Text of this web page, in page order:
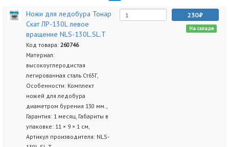
Ножи для ледобура Тонар
Скат ЛР-130L левое
вращение NLS-130L.SL.T
Код товара: 260746
Материал:
высокоуглеродистая
легированная сталь Ст65Г,
Особенности: Комплект
ножей для ледобура
диаметром бурения 130 мм.,
Гарантия: 1 месяц, Габариты в
упаковке: 11 × 9 × 1 см,
Артикул производителя: NLS-
230
На складе